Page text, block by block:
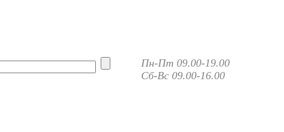
Пн-Пт 09.00-19.00
Сб-Вс 09.00-16.00